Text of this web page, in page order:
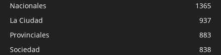
Nacionales
1365
La Ciudad
937
Provinciales
883
Sociedad
838